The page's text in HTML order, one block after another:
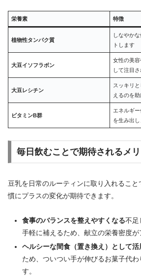
栄養素 特徴
植物性タンパク質
しなやか
トします
大豆イソフラボン
女性の美
して注目
大豆レシチン
スッキリ
えるのを
ビタミンB群
エネルギ
を生み出し
毎日飲むことで期待されるメ
豆乳を日常のルーティンに取り入れるこ
慣にプラスの変化が期待できます。
食事のバランスを整えやすくなる不足
手軽に補えるため、献立の栄養密度が
ヘルシーな間食（置き換え）として活
ため、ついつい手が伸びるお菓子代
す。